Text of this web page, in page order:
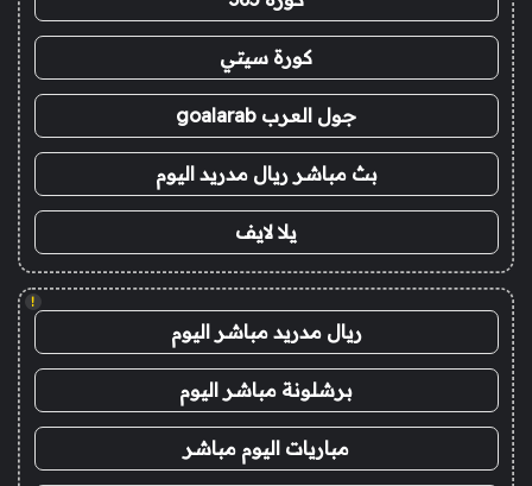
كورة سيتي
جول العرب goalarab
بث مباشر ريال مدريد اليوم
يلا لايف
!
ريال مدريد مباشر اليوم
برشلونة مباشر اليوم
مباريات اليوم مباشر